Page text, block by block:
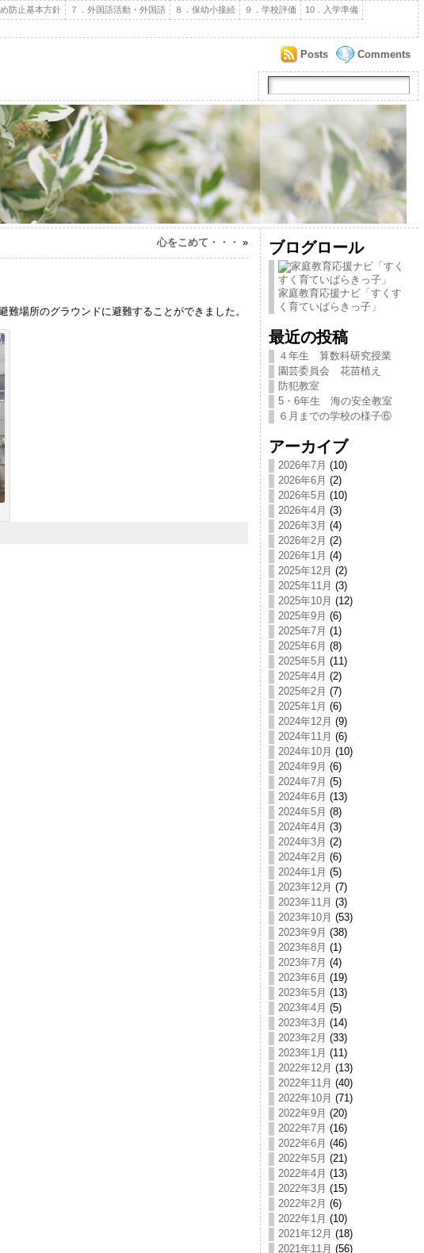
防止基本方針 ７．外国語活動・外国語 ８．保幼小接続 ９．学校評価
10．入学準備
Comments
Posts
心をこめて・・・ »
場所のグラウンドに避難することができました。
ブログロール
家庭教育応援ナビ「すくす
く育ていばらきっ子」
最近の投稿
４年生 算数科研究授業
園芸委員会 花苗植え
防犯教室
5・6年生 海の安全教室
６月までの学校の様子⑥
アーカイブ
2026年7月 (10)
2026年6月 (2)
2026年5月 (10)
2026年4月 (3)
2026年3月 (4)
2026年2月 (2)
2026年1月 (4)
2025年12月 (2)
2025年11月 (3)
2025年10月 (12)
2025年9月 (6)
2025年7月 (1)
2025年6月 (8)
2025年5月 (11)
2025年4月 (2)
2025年2月 (7)
2025年1月 (6)
2024年12月 (9)
2024年11月 (6)
2024年10月 (10)
2024年9月 (6)
2024年7月 (5)
2024年6月 (13)
2024年5月 (8)
2024年4月 (3)
2024年3月 (2)
2024年2月 (6)
2024年1月 (5)
2023年12月 (7)
2023年11月 (3)
2023年10月 (53)
2023年9月 (38)
2023年8月 (1)
2023年7月 (4)
2023年6月 (19)
2023年5月 (13)
2023年4月 (5)
2023年3月 (14)
2023年2月 (33)
2023年1月 (11)
2022年12月 (13)
2022年11月 (40)
2022年10月 (71)
2022年9月 (20)
2022年7月 (16)
2022年6月 (46)
2022年5月 (21)
2022年4月 (13)
2022年3月 (15)
2022年2月 (6)
2022年1月 (10)
2021年12月 (18)
2021年11月 (56)